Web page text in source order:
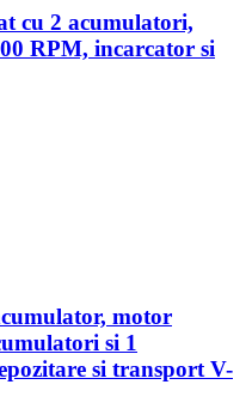
cu 2 acumulatori,
RPM, incarcator si
motor
si 1
si transport V-